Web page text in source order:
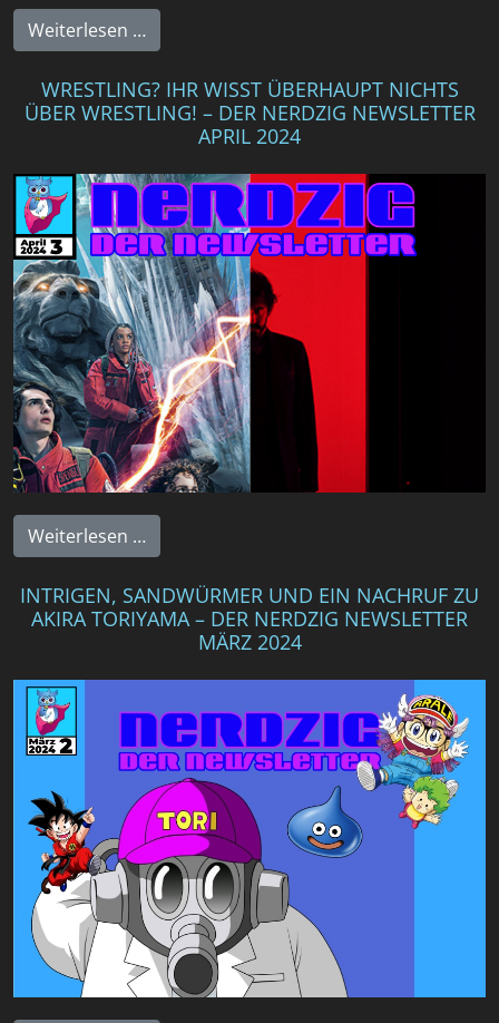
Weiterlesen …
WRESTLING? IHR WISST ÜBERHAUPT NICHTS
ÜBER WRESTLING! – DER NERDZIG NEWSLETTER
APRIL 2024
Weiterlesen …
INTRIGEN, SANDWÜRMER UND EIN NACHRUF ZU
AKIRA TORIYAMA – DER NERDZIG NEWSLETTER
MÄRZ 2024